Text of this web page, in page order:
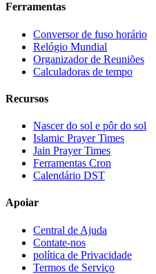
Ferramentas
Conversor de fuso horário
Relógio Mundial
Organizador de Reuniões
Calculadoras de tempo
Recursos
Nascer do sol e pôr do sol
Islamic Prayer Times
Jain Prayer Times
Ferramentas Cron
Calendário DST
Apoiar
Central de Ajuda
Contate-nos
política de Privacidade
Termos de Serviço